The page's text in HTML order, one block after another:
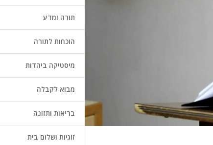
תורה ומדע
הוכחות לתורה
מיסטיקה ביהדות
מבוא לקבלה
בריאות ותזונה
זוגיות ושלום בית